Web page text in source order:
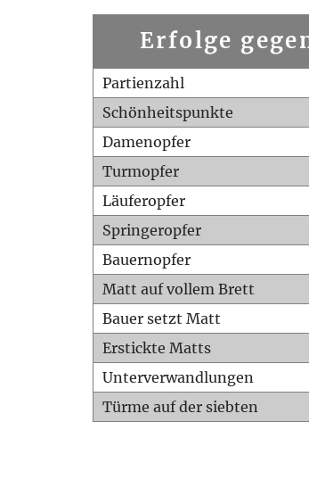
Erfolge
Partienzahl
Schönheitspunkte
Damenopfer
Turmopfer
Läuferopfer
Springeropfer
Bauernopfer
Matt auf vollem Brett
Bauer setzt Matt
Erstickte Matts
Unterverwandlungen
Türme auf der siebten